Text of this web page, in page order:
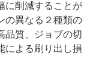
に削減することが
の異なる２種類の
品質、ジョブの切
による刷り出し損